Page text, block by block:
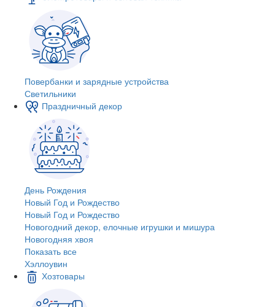
Повербанки и зарядные устройства
Светильники
Праздничный декор
День Рождения
Новый Год и Рождество
Новый Год и Рождество
Новогодний декор, елочные игрушки и мишура
Новогодняя хвоя
Показать все
Хэллоувин
Хозтовары